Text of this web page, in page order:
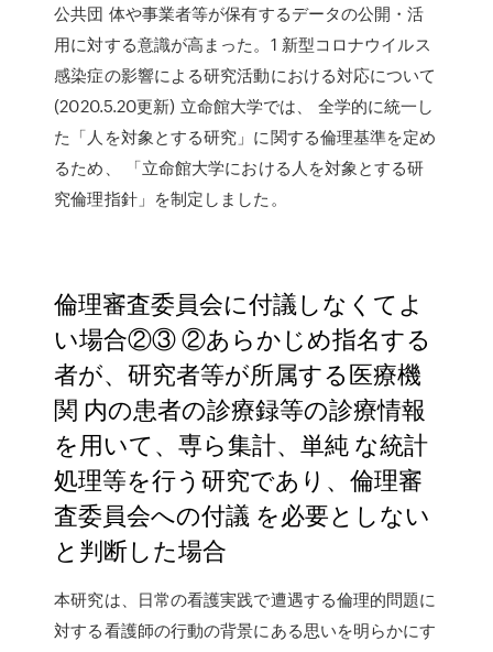
公共団 体や事業者等が保有するデータの公開・活
用に対する意識が高まった。1 新型コロナウイルス
感染症の影響による研究活動における対応について
(2020.5.20更新) 立命館大学では、 全学的に統一し
た「人を対象とする研究」に関する倫理基準を定め
るため、 「立命館大学における人を対象とする研
究倫理指針」を制定しました。
倫理審査委員会に付議しなくてよ
い場合②③ ②あらかじめ指名する
者が、研究者等が所属する医療機
関 内の患者の診療録等の診療情報
を用いて、専ら集計、単純 な統計
処理等を行う研究であり、倫理審
査委員会への付議 を必要としない
と判断した場合
本研究は、日常の看護実践で遭遇する倫理的問題に
対する看護師の行動の背景にある思いを明らかにす